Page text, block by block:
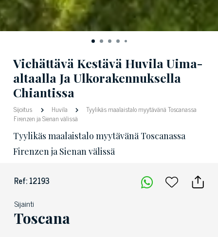
Viehättävä Kestävä Huvila Uima-
altaalla Ja Ulkorakennuksella
Chiantissa
Sijoitus Huvila
Tyylikäs maalaistalo myytävänä Toscanassa
Firenzen ja Sienan välissä
Tyylikäs maalaistalo myytävänä Toscanassa
Firenzen ja Sienan välissä
Ref: 12193
Sijainti
Toscana